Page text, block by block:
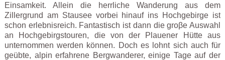
Einsamkeit. Allein die herrliche Wanderung aus dem
Zillergrund am Stausee vorbei hinauf ins Hochgebirge ist
schon erlebnisreich. Fantastisch ist dann die groβe Auswahl
an Hochgebirgstouren, die von der Plauener Hütte aus
unternommen werden können. Doch es lohnt sich auch für
geübte, alpin erfahrene Bergwanderer, einige Tage auf der